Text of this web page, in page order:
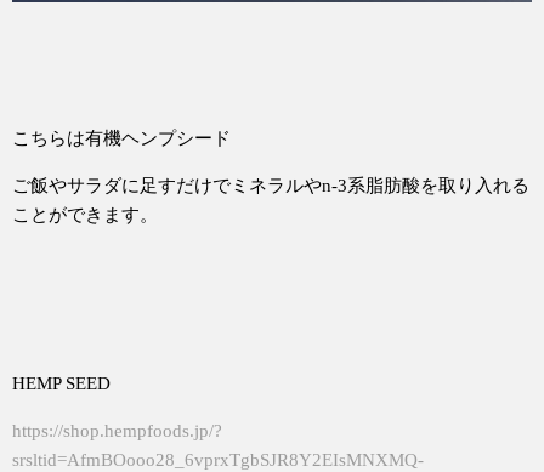
こちらは有機ヘンプシード
ご飯やサラダに足すだけでミネラルやn-3系脂肪酸を取り入れる
ことができます。
HEMP SEED
https://shop.hempfoods.jp/?
srsltid=AfmBOooo28_6vprxTgbSJR8Y2EIsMNXMQ-